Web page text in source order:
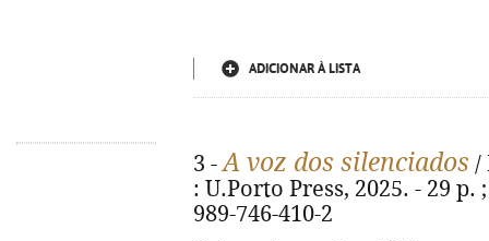
ADICIONAR À LISTA
3 -A voz dos silenciados /
: U.Porto Press, 2025. - 29 p.
989-746-410-2